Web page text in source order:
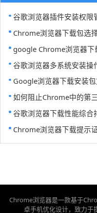
谷歌浏览器插件安装权限
Chrome浏览器下载包选
google Chrome浏览器下
谷歌浏览器多系统安装操
Google浏览器下载安装
如何阻止Chrome中的第
谷歌浏览器下载性能综合
Chrome浏览器下载提示
Chrome浏览器是一款基于
卓手机优化设计，致力于